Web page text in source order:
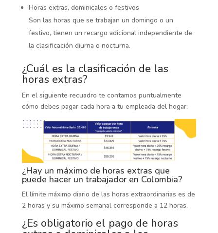
Horas extras, dominicales o festivos
Son las horas que se trabajan un domingo o un
festivo, tienen un recargo adicional independiente de
la clasificación diurna o nocturna.
¿Cuál es la clasificación de las
horas extras?
En el siguiente recuadro te contamos puntualmente
cómo debes pagar cada hora a tu empleada del hogar:
¿Hay un máximo de horas extras que
puede hacer un trabajador en Colombia?
El límite máximo diario de las horas extraordinarias es de
2 horas y su máximo semanal corresponde a 12 horas.
¿Es obligatorio el pago de horas